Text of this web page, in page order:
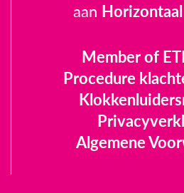
aan
Member of
Procedure
Algemene